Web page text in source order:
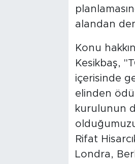
alandan
Konu
Kesikbaş,
içerisinde
elinden
kurulunun
Rifat
Londra,